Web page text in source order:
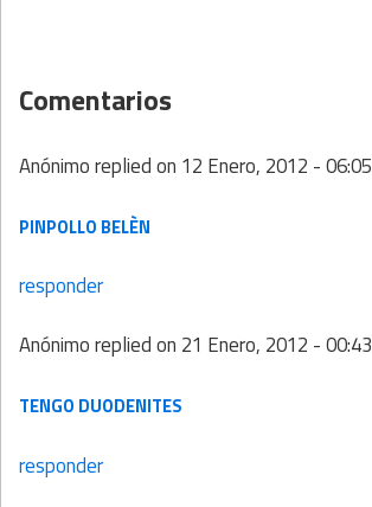
Comentarios
Anónimoreplied on 12 Enero, 2012 - 06:05
PINPOLLO BELÈN
responder
Anónimoreplied on 21 Enero, 2012 - 00:43
TENGO DUODENITES
responder